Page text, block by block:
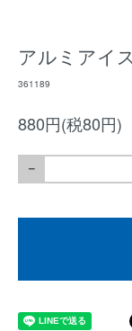
アルミアイ
361189
880円(税80円)
－